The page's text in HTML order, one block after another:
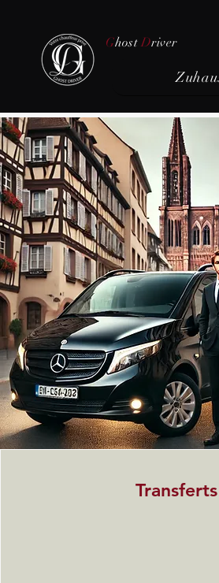
Ghost Driver